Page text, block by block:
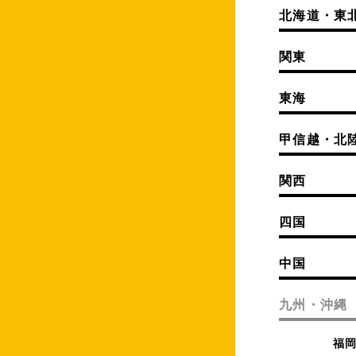
北海道・東
関東
東海
甲信越・北
関西
四国
中国
九州・沖縄
福